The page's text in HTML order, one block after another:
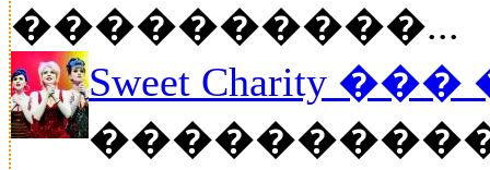
����������...
Sweet Charity